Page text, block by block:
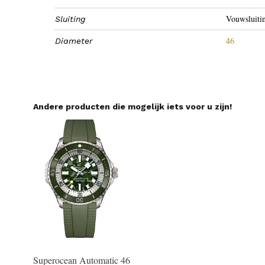
Sluiting
Diameter 46
Andere producten die mogelijk iets voor u zijn!
Superocean Automatic 46